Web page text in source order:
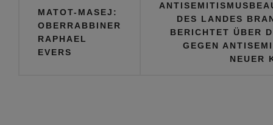
MATOT-MASEJ:
OBERRABBINER
RAPHAEL
EVERS
DES LANDES
BERICHTET ÜBER
GEGEN
NEUER